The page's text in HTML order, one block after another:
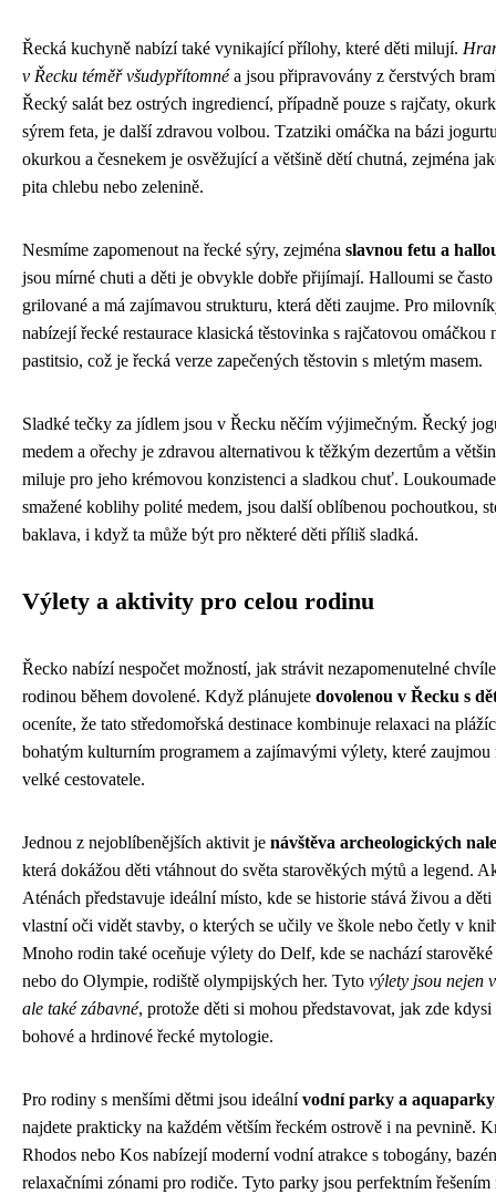
Řecká kuchyně nabízí také vynikající přílohy, které děti milují.
v Řecku téměř všudypřítomnéa jsou připravovány z čerstvých
Řecký salát bez ostrých ingrediencí, případně pouze s rajčaty,
sýrem feta, je další zdravou volbou. Tzatziki omáčka na bázi
okurkou a česnekem je osvěžující a většině dětí chutná, zejména
pita chlebu nebo zelenině.
Nesmíme zapomenout na řecké sýry, zejména slavnou fetu a
jsou mírné chuti a děti je obvykle dobře přijímají. Halloumi se často
grilované a má zajímavou strukturu, která děti zaujme. Pro
nabízejí řecké restaurace klasická těstovinka s rajčatovou omáčkou
pastitsio, což je řecká verze zapečených těstovin s mletým masem.
Sladké tečky za jídlem jsou v Řecku něčím výjimečným. Řecký
medem a ořechy je zdravou alternativou k těžkým dezertům a
miluje pro jeho krémovou konzistenci a sladkou chuť.
smažené koblihy polité medem, jsou další oblíbenou pochoutkou,
baklava, i když ta může být pro některé děti příliš sladká.
Výlety a aktivity pro celou rodinu
Řecko nabízí nespočet možností, jak strávit nezapomenutelné
rodinou během dovolené. Když plánujete dovolenou v Řecku s
oceníte, že tato středomořská destinace kombinuje relaxaci na
bohatým kulturním programem a zajímavými výlety, které zaujmou
velké cestovatele.
Jednou z nejoblíbenějších aktivit je návštěva archeologických
která dokážou děti vtáhnout do světa starověkých mýtů a legend.
Aténách představuje ideální místo, kde se historie stává živou a
vlastní oči vidět stavby, o kterých se učily ve škole nebo četly v
Mnoho rodin také oceňuje výlety do Delf, kde se nachází starověké
nebo do Olympie, rodiště olympijských her. Tyto výlety jsou nejen
ale také zábavné, protože děti si mohou představovat, jak zde
bohové a hrdinové řecké mytologie.
Pro rodiny s menšími dětmi jsou ideálnívodní parky a aquaparky
najdete prakticky na každém větším řeckém ostrově i na pevnině.
Rhodos nebo Kos nabízejí moderní vodní atrakce s tobogány,
relaxačními zónami pro rodiče. Tyto parky jsou perfektním řešením